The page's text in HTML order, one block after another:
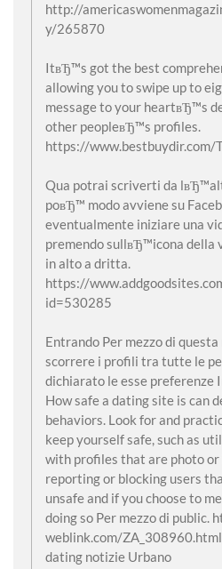
http://
y/265870
ItвЂ™s got the best
allowing you to swipe up to
message to your heartвЂ™s
other peopleвЂ™s profiles.
https://www.bestbuydir.com/
Qua potrai scriverti da
poвЂ™ modo avviene su
eventualmente iniziare una
premendo sullвЂ™icona della
in alto a dritta.
https://
id=530285
Entrando Per mezzo di
scorrere i profili tra tutte le
dichiarato le esse preferenze
How safe a dating site is can
behaviors. Look for and
keep yourself safe, such as
with profiles that are photo
reporting or blocking users
unsafe and if you choose to
doing so Per mezzo di public.
weblink.com/
dating notizie Urbano